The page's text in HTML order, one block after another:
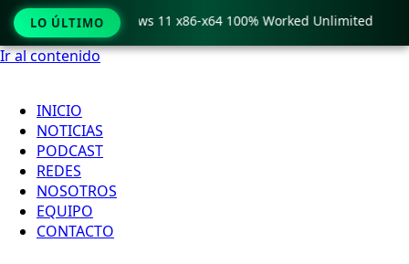
Ir al contenido
INICIO
NOTICIAS
PODCAST
REDES
NOSOTROS
EQUIPO
CONTACTO
LO ÚLTIMO
Crack only Windows 11 x86-x64 100% Worked Unlimited